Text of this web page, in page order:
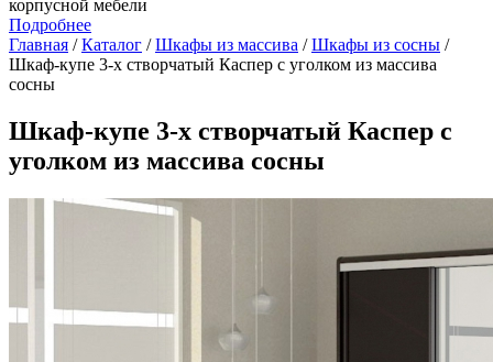
корпусной мебели
Подробнее
Главная /Каталог /Шкафы из массива /Шкафы из сосны /
Шкаф-купе 3-х створчатый Каспер с уголком из массива
сосны
Шкаф-купе 3-х створчатый Каспер с
уголком из массива сосны